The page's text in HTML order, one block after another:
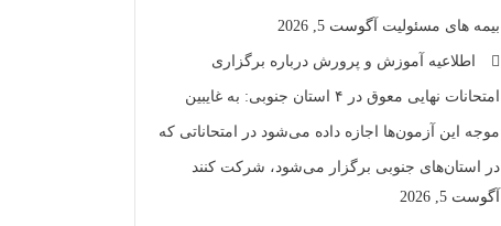
بیمه های مسئولیت آگوست 5, 2026
اطلاعیه آموزش و پرورش درباره برگزاری
امتحانات نهایی معوق در ۴ استان جنوبی: به غایبین
موجه این آزمون‌ها اجازه داده می‌شود در امتحاناتی که
در استان‌های جنوبی برگزار می‌شود، شرکت کنند
آگوست 5, 2026